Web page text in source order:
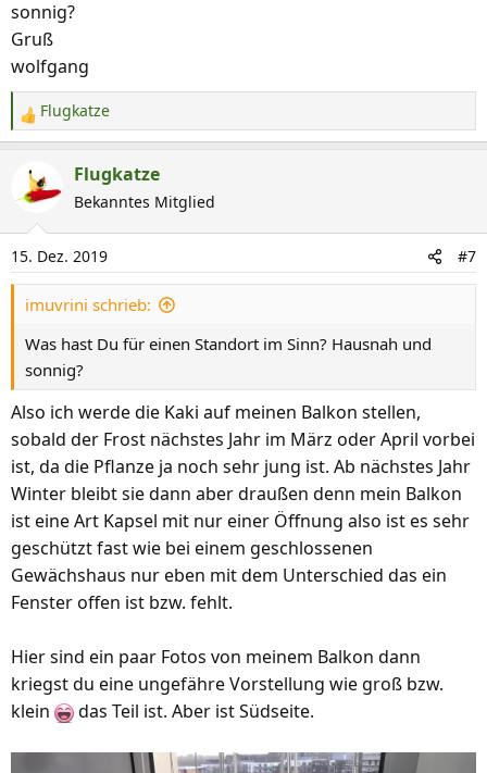
sonnig?
Gruß
wolfgang
R
e
k
i
o
n
e
n
Flugkatze
Flugkatze
Bekanntes Mitglied
15. Dez. 2019 #7
imuvrini schrieb:
Was hast Du für einen Standort im Sinn? Hausnah und
sonnig?
Also ich werde die Kaki auf meinen Balkon stellen,
sobald der Frost nächstes Jahr im März oder April vorbei
ist, da die Pflanze ja noch sehr jung ist. Ab nächstes Jahr
Winter bleibt sie dann aber draußen denn mein Balkon
ist eine Art Kapsel mit nur einer Öffnung also ist es sehr
geschützt fast wie bei einem geschlossenen
Gewächshaus nur eben mit dem Unterschied das ein
Fenster offen ist bzw. fehlt.
Hier sind ein paar Fotos von meinem Balkon dann
kriegst du eine ungefähre Vorstellung wie groß bzw.
klein
das Teil ist. Aber ist Südseite.